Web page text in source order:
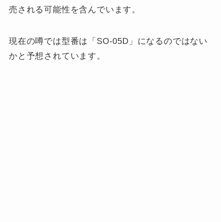
売される可能性を含んでいます。
現在の噂では型番は「SO-05D」になるのではない
かと予想されています。